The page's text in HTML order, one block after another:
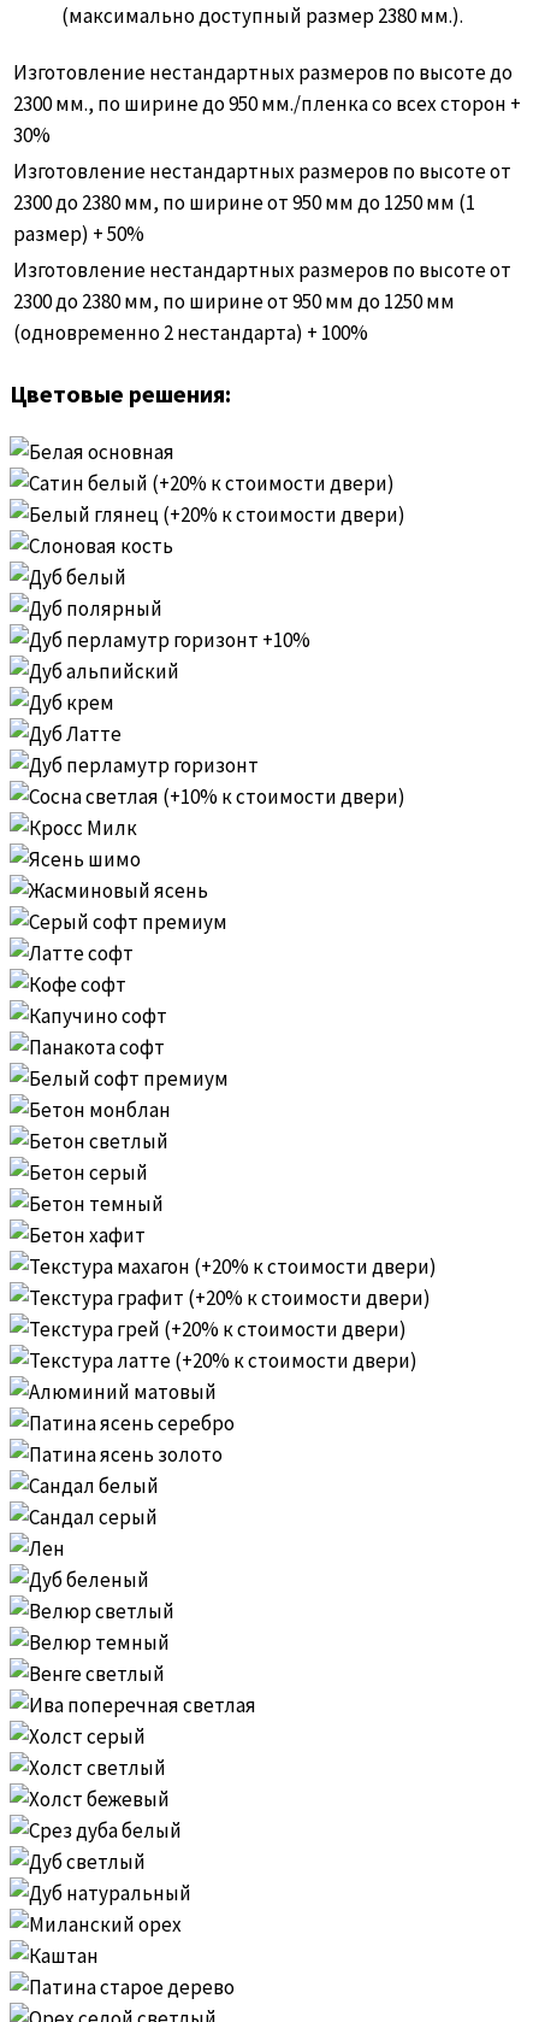
(максимально доступный размер 2380 мм.).
Изготовление нестандартных размеров по высоте до
2300 мм., по ширине до 950 мм./пленка со всех сторон +
30%
Изготовление нестандартных размеров по высоте от
2300 до 2380 мм, по ширине от 950 мм до 1250 мм (1
размер) + 50%
Изготовление нестандартных размеров по высоте от
2300 до 2380 мм, по ширине от 950 мм до 1250 мм
(одновременно 2 нестандарта) + 100%
Цветовые решения: